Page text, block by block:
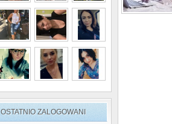
OSTATNIO ZALOGOWANI